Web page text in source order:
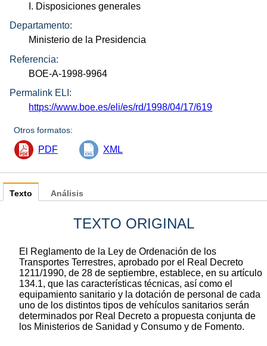
I. Disposiciones generales
Departamento:
Ministerio de la Presidencia
Referencia:
BOE-A-1998-9964
Permalink ELI:
https://www.boe.es/eli/es/rd/1998/04/17/619
Otros formatos:
PDF XML
Texto
TEXTO ORIGINAL
El Reglamento de la Ley de Ordenación de los
Transportes Terrestres, aprobado por el Real Decreto
1211/1990, de 28 de septiembre, establece, en su artículo
134.1, que las características técnicas, así como el
equipamiento sanitario y la dotación de personal de cada
uno de los distintos tipos de vehículos sanitarios serán
determinados por Real Decreto a propuesta conjunta de
los Ministerios de Sanidad y Consumo y de Fomento.
Análisis